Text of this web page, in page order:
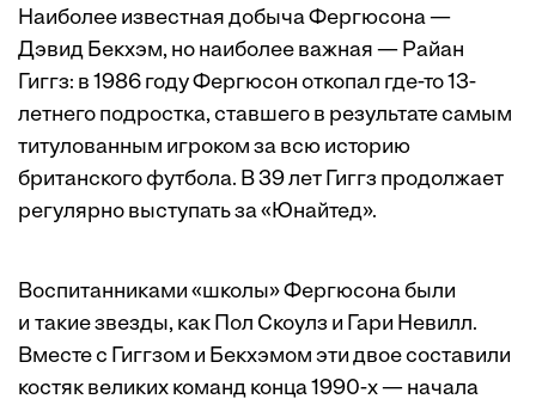
Наиболее известная добыча Фергюсона —
Дэвид Бекхэм, но наиболее важная — Райан
Гиггз: в 1986 году Фергюсон откопал где-то 13-
летнего подростка, ставшего в результате самым
титулованным игроком за всю историю
британского футбола. В 39 лет Гиггз продолжает
регулярно выступать за «Юнайтед».
Воспитанниками «школы» Фергюсона были
и такие звезды, как Пол Скоулз и Гари Невилл.
Вместе с Гиггзом и Бекхэмом эти двое составили
костяк великих команд конца 1990-х — начала